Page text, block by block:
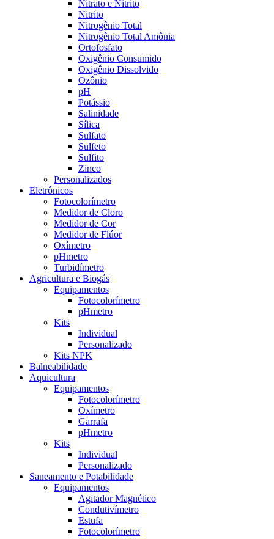
Nitrato e Nitrito
Nitrito
Nitrogênio Total
Nitrogênio Total Amônia
Ortofosfato
Oxigênio Consumido
Oxigênio Dissolvido
Ozônio
pH
Potássio
Salinidade
Sílica
Sulfato
Sulfeto
Sulfito
Zinco
Personalizados
Eletrônicos
Fotocolorímetro
Medidor de Cloro
Medidor de Cor
Medidor de Flúor
Oxímetro
pHmetro
Turbidímetro
Agricultura e Biogás
Equipamentos
Fotocolorímetro
pHmetro
Kits
Individual
Personalizado
Kits NPK
Balneabilidade
Aquicultura
Equipamentos
Fotocolorímetro
Oxímetro
Garrafa
pHmetro
Kits
Individual
Personalizado
Saneamento e Potabilidade
Equipamentos
Agitador Magnético
Condutivímetro
Estufa
Fotocolorímetro